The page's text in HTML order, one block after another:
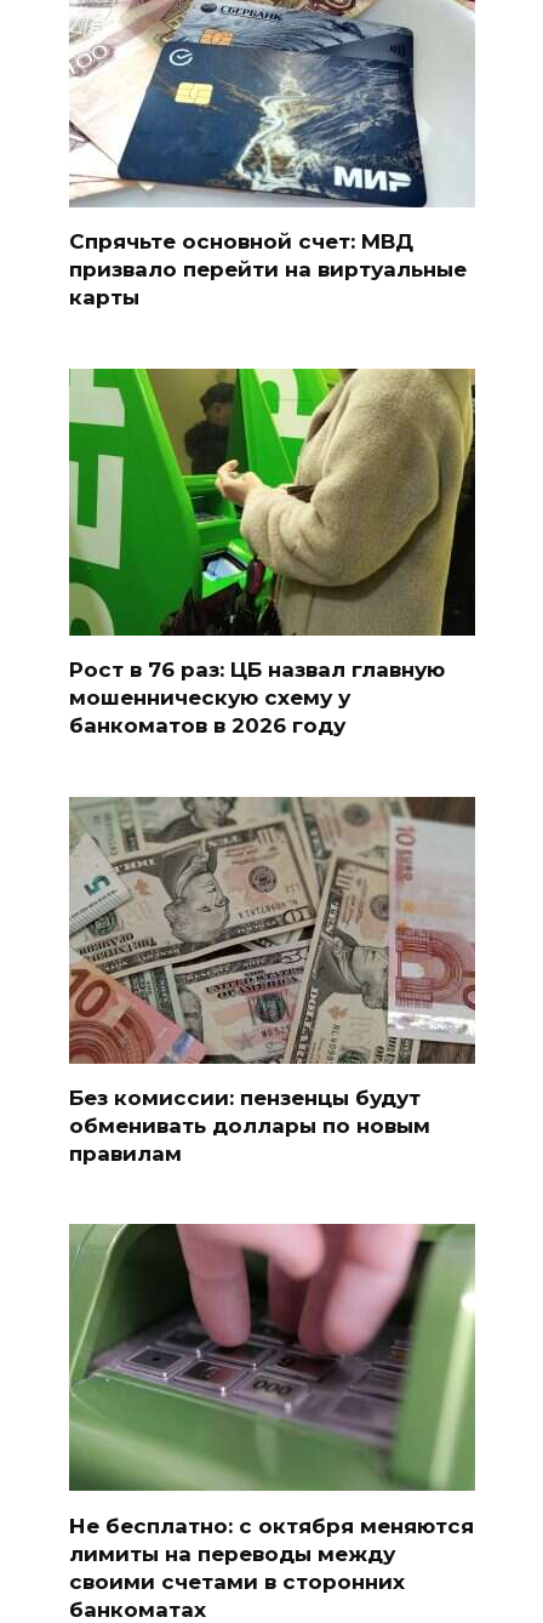
Спрячьте основной счет: МВД
призвало перейти на виртуальные
карты
Рост в 76 раз: ЦБ назвал главную
мошенническую схему у
банкоматов в 2026 году
Без комиссии: пензенцы будут
обменивать доллары по новым
правилам
Не бесплатно: с октября меняются
лимиты на переводы между
своими счетами в сторонних
банкоматах